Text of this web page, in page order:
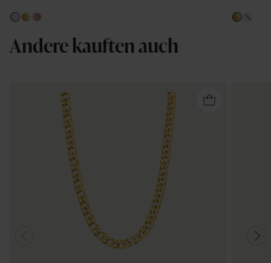
Andere kauften auch